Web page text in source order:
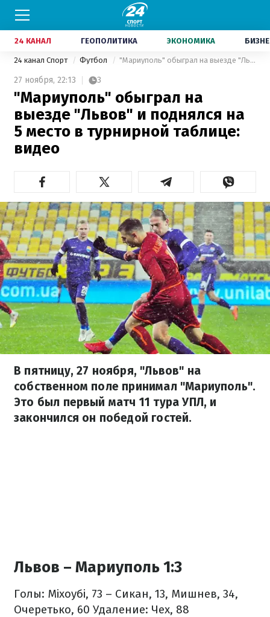
24 КАНАЛ ГЕОПОЛИТИКА ЭКОНОМИКА
24 канал Спорт Футбол "Мариуполь" обыграл на выезде "Львов" и поднялся на 5 место в турнирной таблице: видео
27 ноября, 22:13 3
"Мариуполь" обыграл на
выезде "Львов" и поднялся на
5 место в турнирной таблице:
видео
В пятницу, 27 ноября, "Львов" на
собственном поле принимал "Мариуполь".
Это был первый матч 11 тура УПЛ, и
закончился он победой гостей.
Львов – Мариуполь 1:3
Голы: Міхоубі, 73 – Сикан, 13, Мишнев, 34,
Очеретько, 60 Удаление: Чех, 88